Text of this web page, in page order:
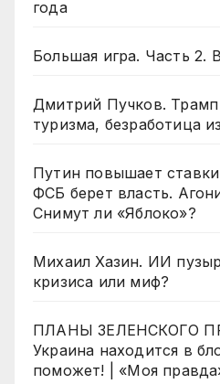
года
Большая игра. Часть 2.
Дмитрий Пучков.
туризма, безработица
Путин повышает
ФСБ берет власть.
Снимут ли «Яблоко»?
Михаил Хазин. ИИ
кризиса или миф?
ПЛАНЫ ЗЕЛЕНСКОГО
Украина находится в
поможет! | «Моя